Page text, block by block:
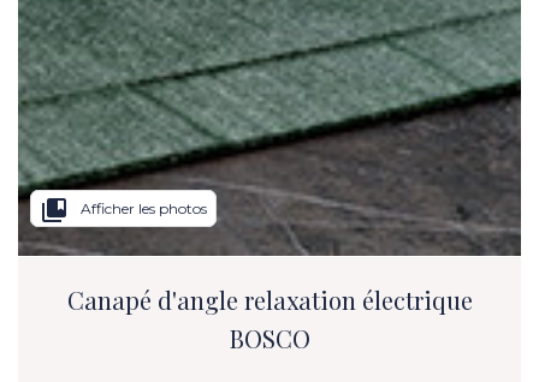
collections_bookmark Afficher les photos
Canapé d'angle relaxation électrique
BOSCO